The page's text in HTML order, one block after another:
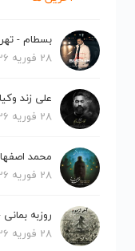
بسطام -
28 فوریه 2026
علی زند
28 فوریه 2026
محمد
28 فوریه 2026
روزبه
28 فوریه 2026